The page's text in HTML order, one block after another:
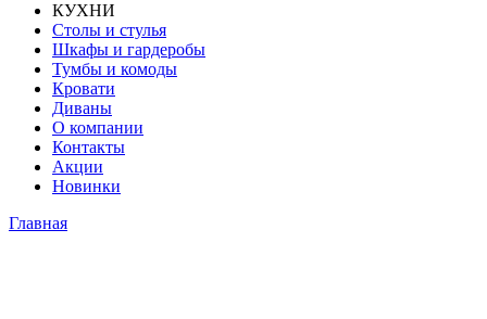
КУХНИ
Столы и стулья
Шкафы и гардеробы
Тумбы и комоды
Кровати
Диваны
О компании
Контакты
Акции
Новинки
Главная